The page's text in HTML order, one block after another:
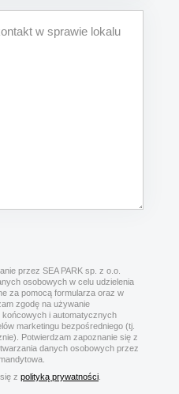
przez SEA PARK sp. z o.o.
osobowych w celu udzielenia
za pomocą formularza oraz w
zgodę na używanie
i automatycznych
marketingu bezpośredniego (tj.
Potwierdzam zapoznanie się z
danych osobowych przez
z polityką prywatności